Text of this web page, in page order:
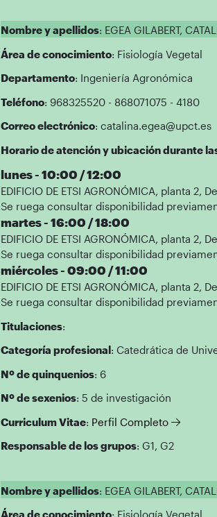
Nombre y apellidos: EGEA GILABERT,
Área de conocimiento: Fisiología Vegetal
Departamento: Ingeniería Agronómica
Teléfono: 968325520 - 868071075 - 4180
Correo electrónico: catalina.egea@upct.es
Horario de atención y ubicación durante
lunes - 10:00 / 12:00
EDIFICIO DE ETSI AGRONÓMICA, planta 2,
Se ruega consultar disponibilidad
martes - 16:00 / 18:00
EDIFICIO DE ETSI AGRONÓMICA, planta 2,
Se ruega consultar disponibilidad
miércoles - 09:00 / 11:00
EDIFICIO DE ETSI AGRONÓMICA, planta 2,
Se ruega consultar disponibilidad
Titulaciones:
Categoría profesional: Catedrática de
Nº de quinquenios: 6
Nº de sexenios: 5 de investigación
Curriculum Vitae: Perfil Completo
Responsable de los grupos: G1, G2
Nombre y apellidos: EGEA GILABERT,
Área de conocimiento: Fisiología Vegetal